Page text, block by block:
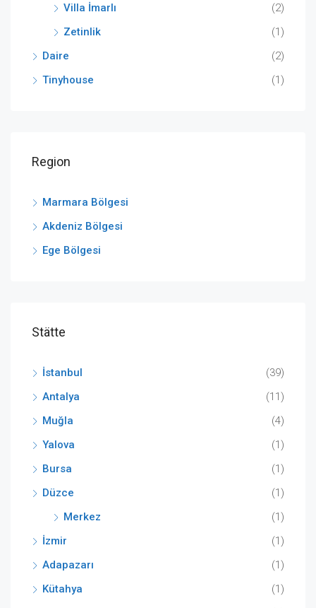
Villa İmarlı
(2)
Zetinlik
(1)
Daire
(2)
Tinyhouse
(1)
Region
Marmara Bölgesi
Akdeniz Bölgesi
Ege Bölgesi
Stätte
İstanbul
(39)
Antalya
(11)
Muğla
(4)
Yalova
(1)
Bursa
(1)
Düzce
(1)
Merkez
(1)
İzmir
(1)
Adapazarı
(1)
Kütahya
(1)